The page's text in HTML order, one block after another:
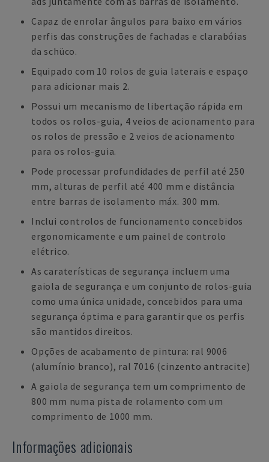
Capaz de enrolar ângulos para baixo em vários
perfis das construções de fachadas e clarabóias
da schüco.
Equipado com 10 rolos de guia laterais e espaço
para adicionar mais 2.
Possui um mecanismo de libertação rápida em
todos os rolos-guia, 4 veios de acionamento para
os rolos de pressão e 2 veios de acionamento
para os rolos-guia.
Pode processar profundidades de perfil até 250
mm, alturas de perfil até 400 mm e distância
entre barras de isolamento máx. 300 mm.
Inclui controlos de funcionamento concebidos
ergonomicamente e um painel de controlo
elétrico.
As caraterísticas de segurança incluem uma
gaiola de segurança e um conjunto de rolos-guia
como uma única unidade, concebidos para uma
segurança óptima e para garantir que os perfis
são mantidos direitos.
Opções de acabamento de pintura: ral 9006
(alumínio branco), ral 7016 (cinzento antracite)
A gaiola de segurança tem um comprimento de
800 mm numa pista de rolamento com um
comprimento de 1000 mm.
Informações adicionais